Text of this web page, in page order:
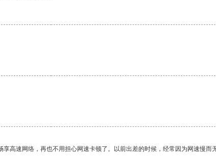
高速网络，再也不用担心网速卡顿了。以前出差的时候，经常因为网速慢而